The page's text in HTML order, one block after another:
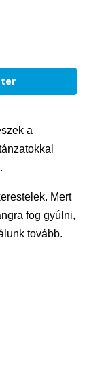
a
Mert
fog gyúlni,
tovább.